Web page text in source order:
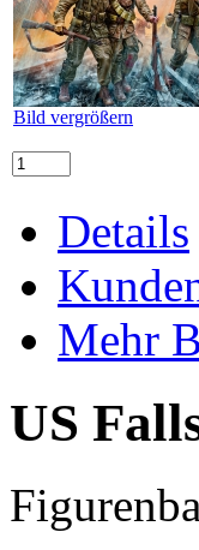
Bild vergrößern
Details
Mehr
US